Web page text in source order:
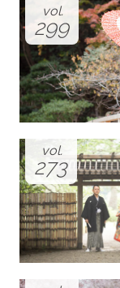
vol.
299
vol.
273